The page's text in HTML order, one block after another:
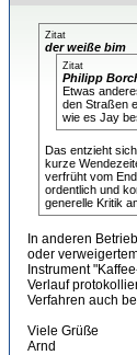
Zitat
der weiße bim
Zitat
Philipp
Etwas
den Straßen
wie es Jay
Das entzieht
kurze
verfrüht vom
ordentlich und
generelle Kritik
In anderen
oder
Instrument
Verlauf
Verfahren auch
Viele Grüße
Arnd